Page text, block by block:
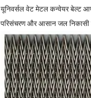
यूनिवर्सल वेट मेटल कन्वेयर बेल्ट
परिसंचरण और आसान जल निकासी